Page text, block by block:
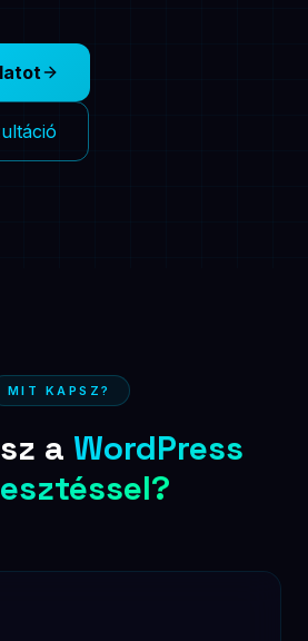
MIT KAPSZ?
a WordPress